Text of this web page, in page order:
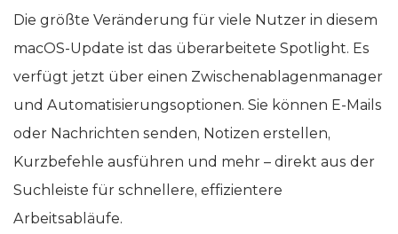
Die größte Veränderung für viele Nutzer in diesem
macOS-Update ist das überarbeitete Spotlight. Es
verfügt jetzt über einen Zwischenablagenmanager
und Automatisierungsoptionen. Sie können E-Mails
oder Nachrichten senden, Notizen erstellen,
Kurzbefehle ausführen und mehr – direkt aus der
Suchleiste für schnellere, effizientere
Arbeitsabläufe.